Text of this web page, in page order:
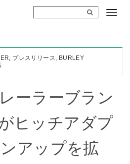
, プレスリリース, BURLEY
ーラーブラン
ヒッチアダプ
アップを拡